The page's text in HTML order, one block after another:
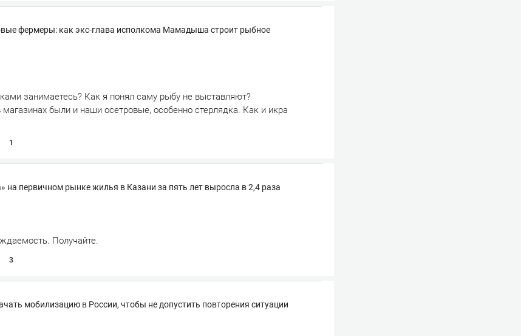
фермеры: как экс-глава исполкома Мамадыша строит рыбное
занимаетесь? Как я понял саму рыбу не выставляют?
были и наши осетровые, особенно стерлядка. Как и икра
1
на первичном рынке жилья в Казани за пять лет выросла в 2,4 раза
Получайте.
3
мобилизацию в России, чтобы не допустить повторения ситуации